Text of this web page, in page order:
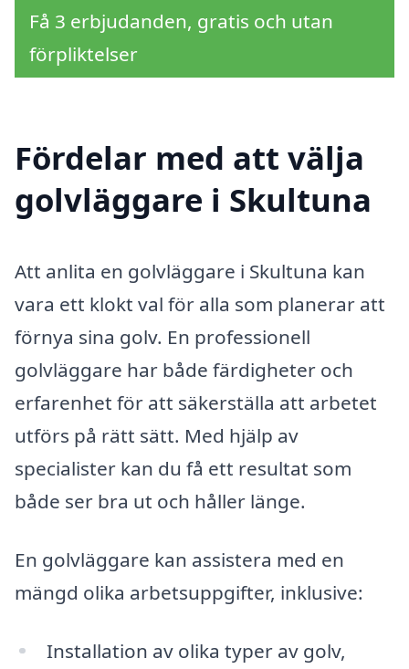
Få 3 erbjudanden, gratis och utan
förpliktelser
Fördelar med att välja
golvläggare i Skultuna
Att anlita en golvläggare i Skultuna kan
vara ett klokt val för alla som planerar att
förnya sina golv. En professionell
golvläggare har både färdigheter och
erfarenhet för att säkerställa att arbetet
utförs på rätt sätt. Med hjälp av
specialister kan du få ett resultat som
både ser bra ut och håller länge.
En golvläggare kan assistera med en
mängd olika arbetsuppgifter, inklusive:
Installation av olika typer av golv,